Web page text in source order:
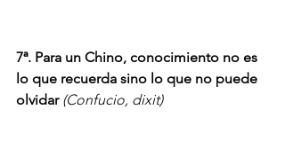
7ª. Para un Chino, conocimiento no es
lo que recuerda sino lo que no puede
olvidar (Confucio, dixit)